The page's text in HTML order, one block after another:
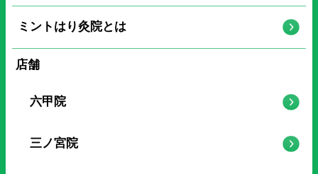
ミントはり灸院とは
店舗
六甲院
三ノ宮院